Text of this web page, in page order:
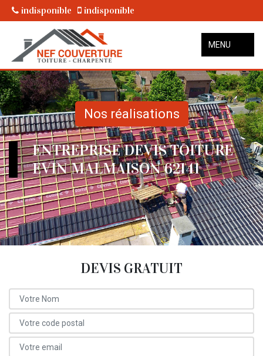
indisponible indisponible
MENU
Nos réalisations
ENTREPRISE DEVIS TOITURE
EVIN MALMAISON 62141
DEVIS GRATUIT